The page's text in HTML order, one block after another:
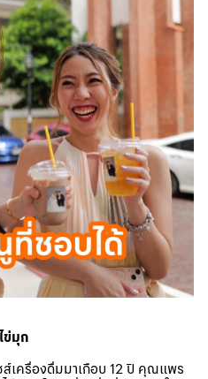
ข่มุก
เครื่องดื่มมาเกือบ 12 ปี คุณแพร